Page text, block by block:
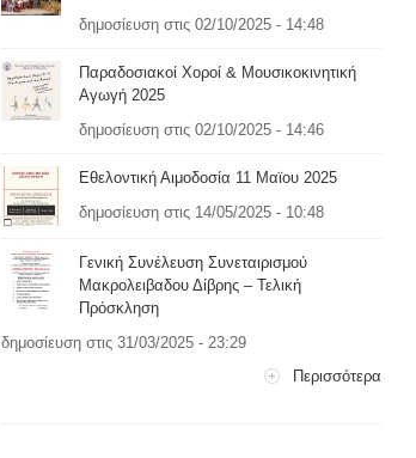
δημοσίευση στις 02/10/2025 - 14:48
Παραδοσιακοί Χοροί & Μουσικοκινητική
Αγωγή 2025
δημοσίευση στις 02/10/2025 - 14:46
Εθελοντική Αιμοδοσία 11 Μαϊου 2025
δημοσίευση στις 14/05/2025 - 10:48
Γενική Συνέλευση Συνεταιρισμού
Μακρολειβαδου Δίβρης – Τελική
Πρόσκληση
δημοσίευση στις 31/03/2025 - 23:29
Περισσότερα